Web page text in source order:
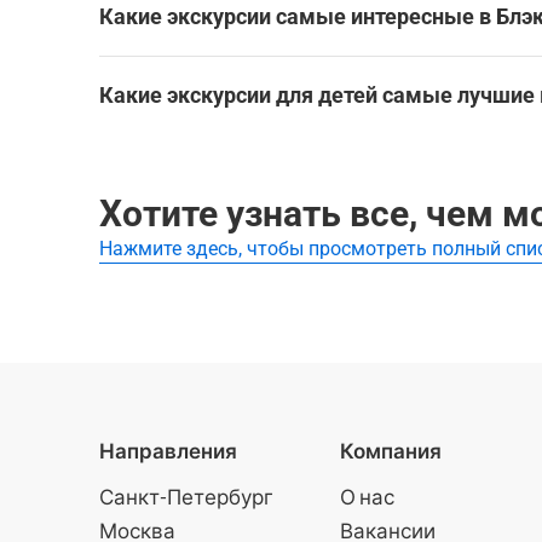
комнату
сюжетом
часовой
всех
Winter Gardens Blackpool
The Blackpool Tower Circus
The Blackpool Tower Ballroom
Посмотреть все достопримечательности в
Какие экскурсии самые интересные в
Клубный дом "Груффало и друзья: Входной
Какие экскурсии для детей самые лучшие
Хотите узнать все, чем
Нажмите здесь, чтобы просмотреть полный
Направления
Санкт-Петербург
Москва
Компания
О нас
Вакансии